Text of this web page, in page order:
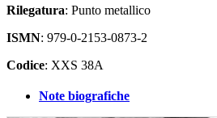
Rilegatura: Punto metallico
ISMN: 979-0-2153-0873-2
Codice: XXS 38A
Note biografiche